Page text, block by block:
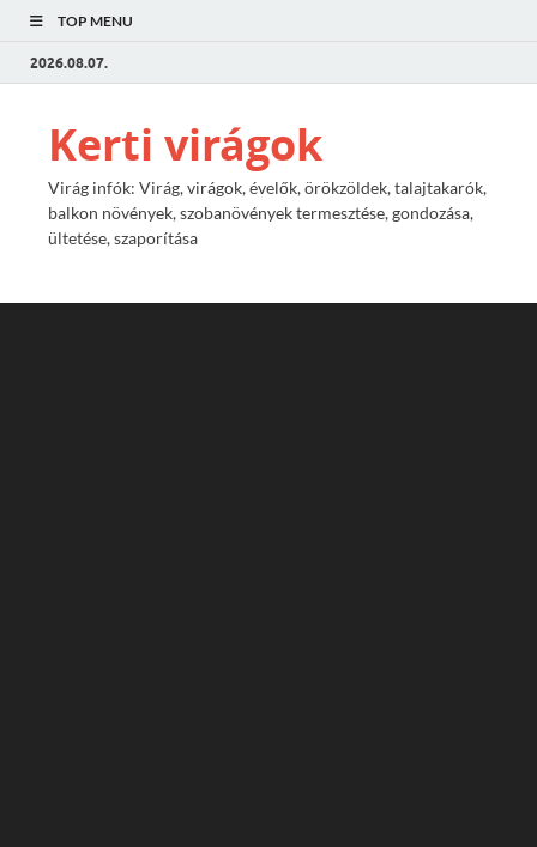
TOP MENU
2026.08.07.
Kerti virágok
Virág infók: Virág, virágok, évelők, örökzöldek, talajtakarók,
balkon növények, szobanövények termesztése, gondozása,
ültetése, szaporítása